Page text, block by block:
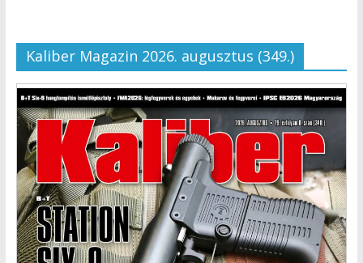
Kaliber Magazin 2026. augusztus (349.)